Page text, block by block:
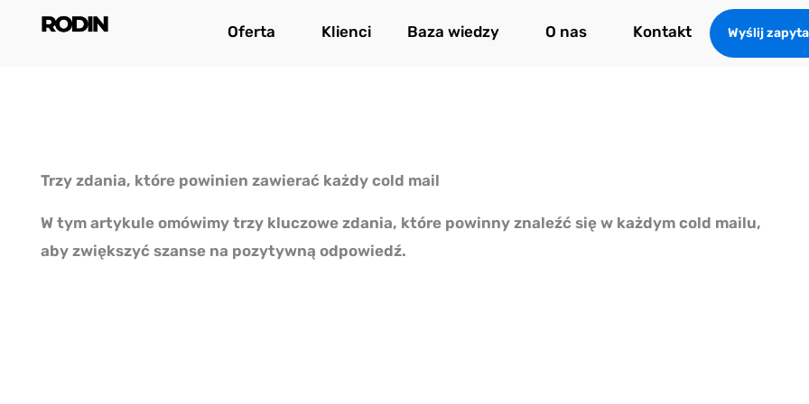
Przejdź
Oferta Klienci Baza wiedzy O nas Kontakt Wyślij
Trzy zdania, które powinien zawierać każdy cold mail
W tym artykule omówimy trzy kluczowe zdania, które powinny znaleźć się w każdym cold mailu,
aby zwiększyć szanse na pozytywną odpowiedź.